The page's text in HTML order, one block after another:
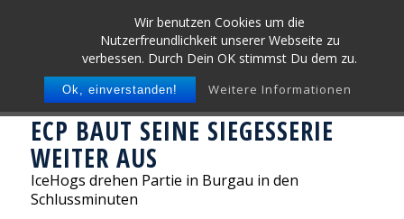
Wir benutzen Cookies um die
Nutzerfreundlichkeit unserer Webseite zu
verbessen. Durch Dein OK stimmst Du dem zu.
Ok, einverstanden! Weitere Informationen
ECP BAUT SEINE SIEGESSERIE
WEITER AUS
IceHogs drehen Partie in Burgau in den
Schlussminuten